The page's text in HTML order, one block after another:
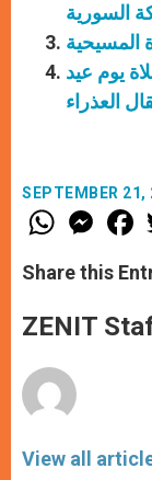
السورية
المسيحية
يوم عيد
العذراء
SEPTEMBER
W
h
t
s
p
p
M
e
s
e
g
e
F
a
e
b
o
k
Share this
ZENIT
View all